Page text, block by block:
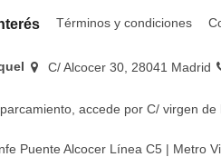
Términos y condiciones
C/ Alcocer 30, 28041 Madrid
accede por C/ virgen
Puente Alcocer Línea C5 | Metro